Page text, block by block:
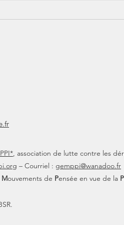
, association de lutte contre les
– Courriel : gemppi@wanadoo.fr
Mouvements de Pensée en vue de la P